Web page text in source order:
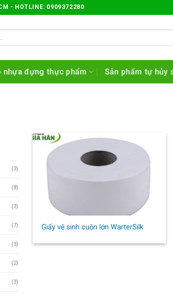
- HOTLINE: 0909372280
nhựa đựng thực phẩm Sản phẩm tự hủy
(3)
(8)
(3)
(7)
(3)
(2)
(3)
Giấy vệ sinh cuộn lớn WarterSilk